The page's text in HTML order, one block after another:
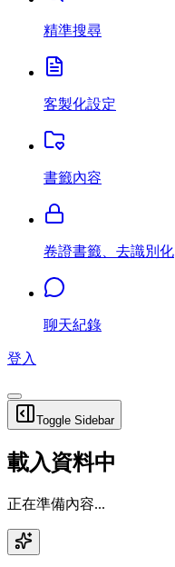
精準搜尋
客製化設定
書籤內容
卷證書籤、去識別化
聊天紀錄
登入
Toggle Sidebar
載入資料中
正在準備內容...